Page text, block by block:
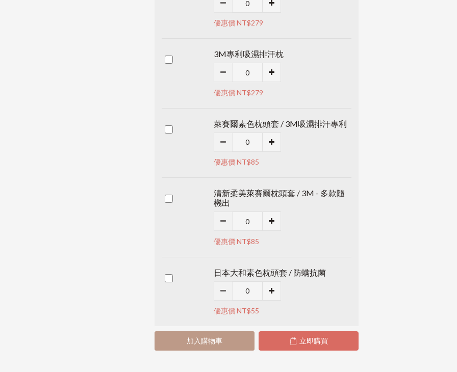
優惠價 NT$279
3M專利吸濕排汗枕
優惠價 NT$279
萊賽爾素色枕頭套 / 3M吸濕排汗專利
優惠價 NT$85
清新柔美萊賽爾枕頭套 / 3M - 多款隨
機出
優惠價 NT$85
日本大和素色枕頭套 / 防螨抗菌
優惠價 NT$55
加入購物車 立即購買